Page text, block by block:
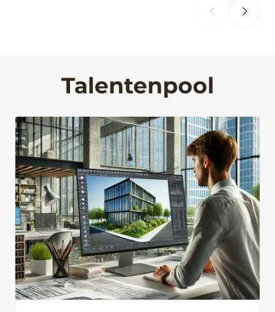
‹ ›
Talentenpool